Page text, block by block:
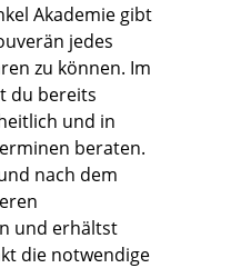
Akademie gibt
jedes
zu können. Im
du bereits
und in
beraten.
nach dem
und erhältst
die notwendige